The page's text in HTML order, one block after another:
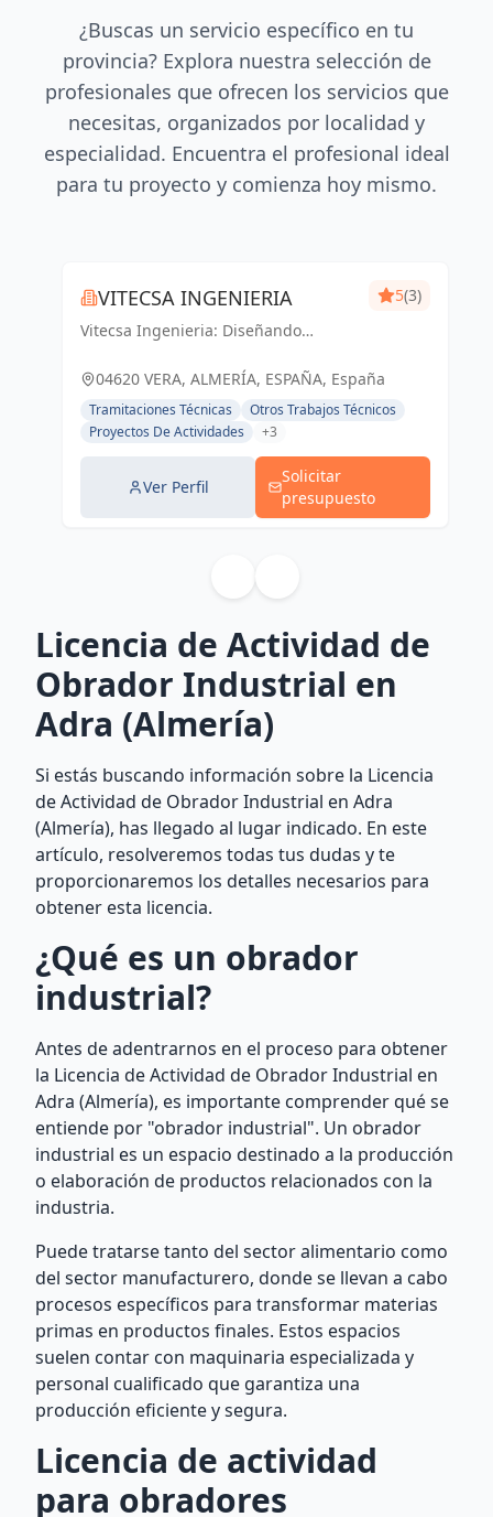
¿Buscas un servicio específico en tu
provincia? Explora nuestra selección de
profesionales que ofrecen los servicios que
necesitas, organizados por localidad y
especialidad. Encuentra el profesional ideal
para tu proyecto y comienza hoy mismo.
VITECSA INGENIERIA
Vitecsa Ingenieria: Diseñando
en Almería y Vera.
5(3)
04620 VERA, ALMERÍA, ESPAÑA, España
Tramitaciones Técnicas
Otros Trabajos Técnicos
Proyectos De Actividades
+3
Ver Perfil
Solicitar
presupuesto
Licencia de Actividad de
Obrador Industrial en
Adra (Almería)
Si estás buscando información sobre la Licencia
de Actividad de Obrador Industrial en Adra
(Almería), has llegado al lugar indicado. En este
artículo, resolveremos todas tus dudas y te
proporcionaremos los detalles necesarios para
obtener esta licencia.
¿Qué es un obrador
industrial?
Antes de adentrarnos en el proceso para obtener
la Licencia de Actividad de Obrador Industrial en
Adra (Almería), es importante comprender qué se
entiende por "obrador industrial". Un obrador
industrial es un espacio destinado a la producción
o elaboración de productos relacionados con la
industria.
Puede tratarse tanto del sector alimentario como
del sector manufacturero, donde se llevan a cabo
procesos específicos para transformar materias
primas en productos finales. Estos espacios
suelen contar con maquinaria especializada y
personal cualificado que garantiza una
producción eficiente y segura.
Licencia de actividad
para obradores